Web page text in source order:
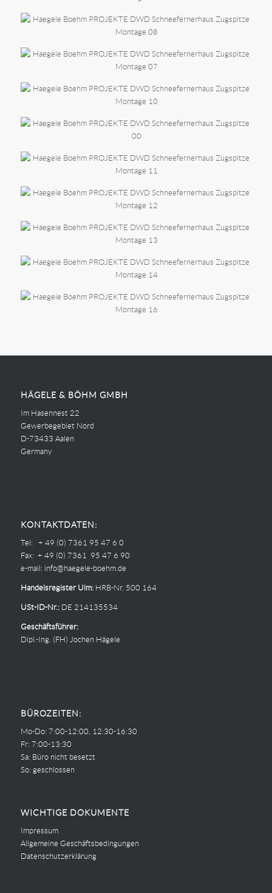
HÄGELE & BÖHM GMBH
Im Hasennest 22
Gewerbegebiet Nord
D-73433 Aalen
Germany
KONTAKTDATEN:
Tel: + 49 (0) 7361 95 47 6 0
Fax: + 49 (0) 7361 95 47 6 90
e-mail: info@haegele-boehm.de
Handelsregister Ulm:HRB-Nr. 500 164
USt-ID-Nr.:DE 214135534
Geschäftsführer:
Dipl.-Ing. (FH) Jochen Hägele
BÜROZEITEN:
Mo-Do: 7:00-12:00, 12:30-16:30
Fr: 7:00-13:30
Sa: Büro nicht besetzt
So: geschlossen
WICHTIGE DOKUMENTE
Impressum
Allgemeine Geschäftsbedingungen
Datenschutzerklärung